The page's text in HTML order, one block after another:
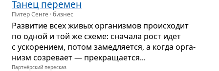
Танец пере­мен
Питер Сенге · бизнес
Раз­ви­тие всех живых орга­низ­мов про­ис­хо­дит
по одной и той же схеме: сна­чала рост идет
с уско­ре­нием, потом замед­ля­ется, а когда орга­
низм созре­вает — пре­кра­ща­ется...
Партнёрский пересказ